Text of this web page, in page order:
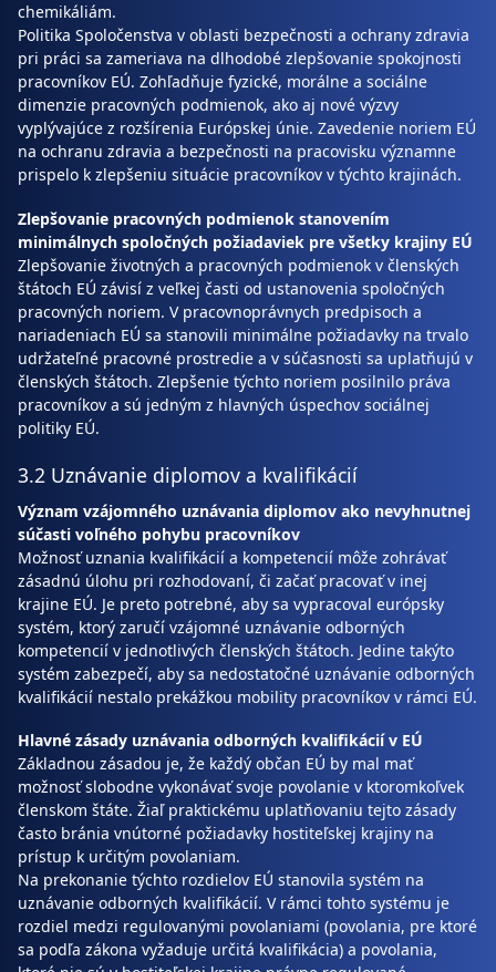
chemikáliám.
Politika Spoločenstva v oblasti bezpečnosti a ochrany zdravia
pri práci sa zameriava na dlhodobé zlepšovanie spokojnosti
pracovníkov EÚ. Zohľadňuje fyzické, morálne a sociálne
dimenzie pracovných podmienok, ako aj nové výzvy
vyplývajúce z rozšírenia Európskej únie. Zavedenie noriem EÚ
na ochranu zdravia a bezpečnosti na pracovisku významne
prispelo k zlepšeniu situácie pracovníkov v týchto krajinách.
Zlepšovanie pracovných podmienok stanovením
minimálnych spoločných požiadaviek pre všetky krajiny EÚ
Zlepšovanie životných a pracovných podmienok v členských
štátoch EÚ závisí z veľkej časti od ustanovenia spoločných
pracovných noriem. V pracovnoprávnych predpisoch a
nariadeniach EÚ sa stanovili minimálne požiadavky na trvalo
udržateľné pracovné prostredie a v súčasnosti sa uplatňujú v
členských štátoch. Zlepšenie týchto noriem posilnilo práva
pracovníkov a sú jedným z hlavných úspechov sociálnej
politiky EÚ.
3.2 Uznávanie diplomov a kvalifikácií
Význam vzájomného uznávania diplomov ako nevyhnutnej
súčasti voľného pohybu pracovníkov
Možnosť uznania kvalifikácií a kompetencií môže zohrávať
zásadnú úlohu pri rozhodovaní, či začať pracovať v inej
krajine EÚ. Je preto potrebné, aby sa vypracoval európsky
systém, ktorý zaručí vzájomné uznávanie odborných
kompetencií v jednotlivých členských štátoch. Jedine takýto
systém zabezpečí, aby sa nedostatočné uznávanie odborných
kvalifikácií nestalo prekážkou mobility pracovníkov v rámci EÚ.
Hlavné zásady uznávania odborných kvalifikácií v EÚ
Základnou zásadou je, že každý občan EÚ by mal mať
možnosť slobodne vykonávať svoje povolanie v ktoromkoľvek
členskom štáte. Žiaľ praktickému uplatňovaniu tejto zásady
často bránia vnútorné požiadavky hostiteľskej krajiny na
prístup k určitým povolaniam.
Na prekonanie týchto rozdielov EÚ stanovila systém na
uznávanie odborných kvalifikácií. V rámci tohto systému je
rozdiel medzi regulovanými povolaniami (povolania, pre ktoré
sa podľa zákona vyžaduje určitá kvalifikácia) a povolania,